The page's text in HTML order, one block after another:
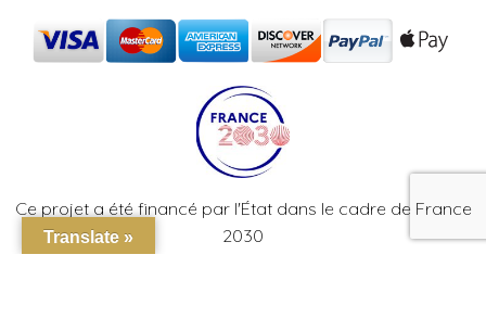
Ce projet a été financé par l'État dans le cadre de France
2030
Translate »